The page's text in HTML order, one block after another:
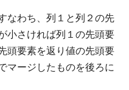
なわち、列１と列２の先
小さければ列１の先頭要
頭要素を返り値の先頭要
マージしたものを後ろに